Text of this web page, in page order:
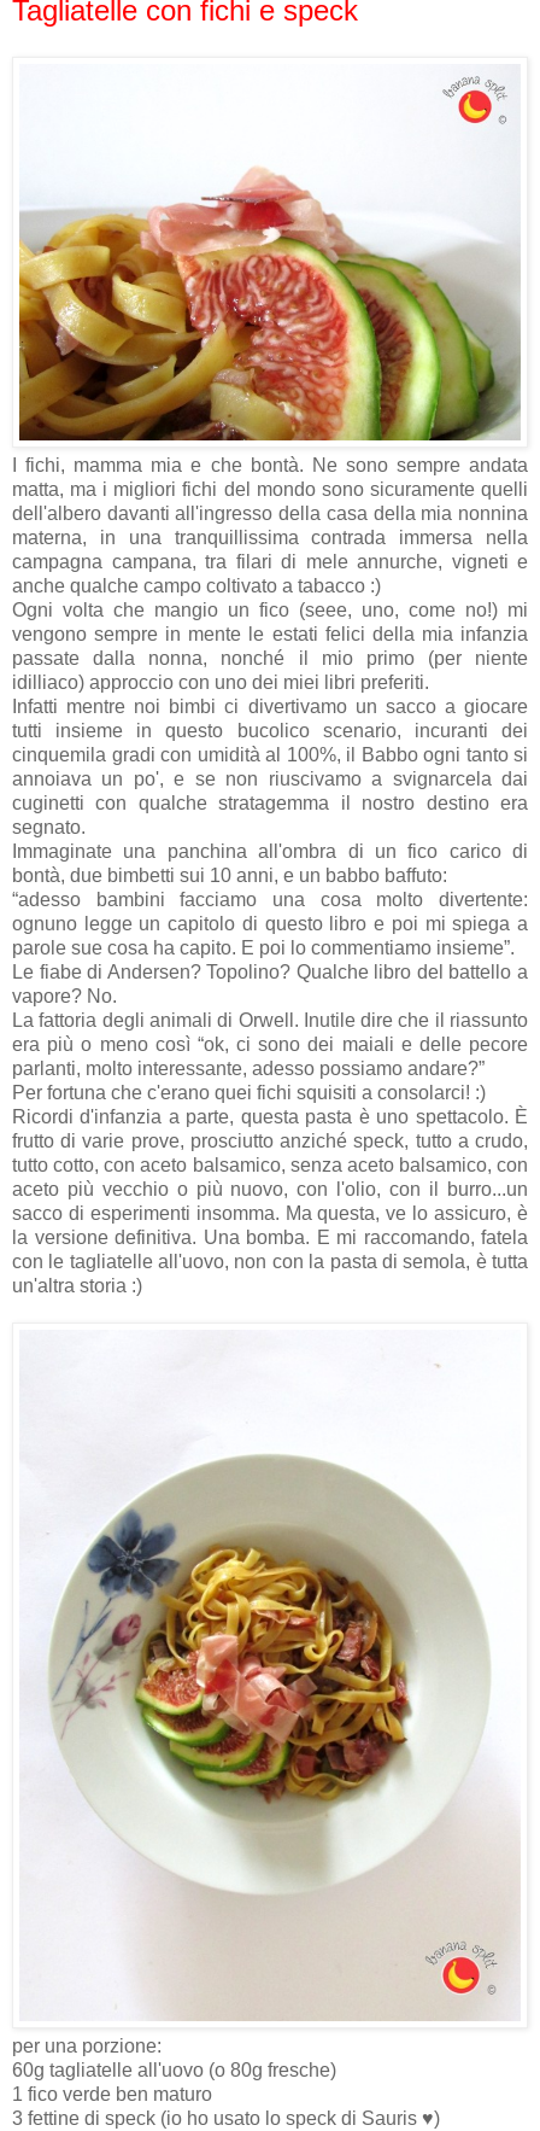
Tagliatelle con fichi e speck
I fichi, mamma mia e che bontà. Ne sono sempre andata
matta, ma i migliori fichi del mondo sono sicuramente quelli
dell'albero davanti all'ingresso della casa della mia nonnina
materna, in una tranquillissima contrada immersa nella
campagna campana, tra filari di mele annurche, vigneti e
anche qualche campo coltivato a tabacco :)
Ogni volta che mangio un fico (seee, uno, come no!) mi
vengono sempre in mente le estati felici della mia infanzia
passate dalla nonna, nonché il mio primo (per niente
idilliaco) approccio con uno dei miei libri preferiti.
Infatti mentre noi bimbi ci divertivamo un sacco a giocare
tutti insieme in questo bucolico scenario, incuranti dei
cinquemila gradi con umidità al 100%, il Babbo ogni tanto si
annoiava un po', e se non riuscivamo a svignarcela dai
cuginetti con qualche stratagemma il nostro destino era
segnato.
Immaginate una panchina all'ombra di un fico carico di
bontà, due bimbetti sui 10 anni, e un babbo baffuto:
“adesso bambini facciamo una cosa molto divertente:
ognuno legge un capitolo di questo libro e poi mi spiega a
parole sue cosa ha capito. E poi lo commentiamo insieme”.
Le fiabe di Andersen? Topolino? Qualche libro del battello a
vapore? No.
La fattoria degli animali di Orwell. Inutile dire che il riassunto
era più o meno così “ok, ci sono dei maiali e delle pecore
parlanti, molto interessante, adesso possiamo andare?”
Per fortuna che c'erano quei fichi squisiti a consolarci! :)
Ricordi d'infanzia a parte, questa pasta è uno spettacolo. È
frutto di varie prove, prosciutto anziché speck, tutto a crudo,
tutto cotto, con aceto balsamico, senza aceto balsamico, con
aceto più vecchio o più nuovo, con l'olio, con il burro...un
sacco di esperimenti insomma. Ma questa, ve lo assicuro, è
la versione definitiva. Una bomba. E mi raccomando, fatela
con le tagliatelle all'uovo, non con la pasta di semola, è tutta
un'altra storia :)
per una porzione:
60g tagliatelle all'uovo (o 80g fresche)
1 fico verde ben maturo
3 fettine di speck (io ho usato lo speck di Sauris ♥)